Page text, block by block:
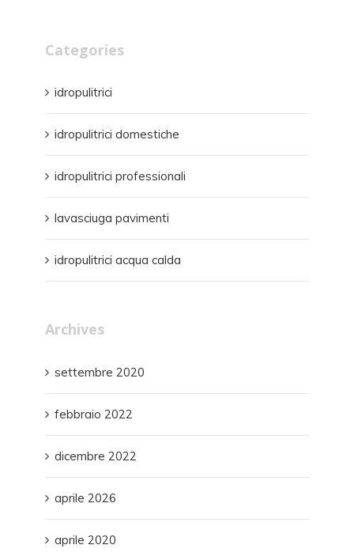
Categories
idropulitrici
idropulitrici domestiche
idropulitrici professionali
lavasciuga pavimenti
idropulitrici acqua calda
Archives
settembre 2020
febbraio 2022
dicembre 2022
aprile 2026
aprile 2020